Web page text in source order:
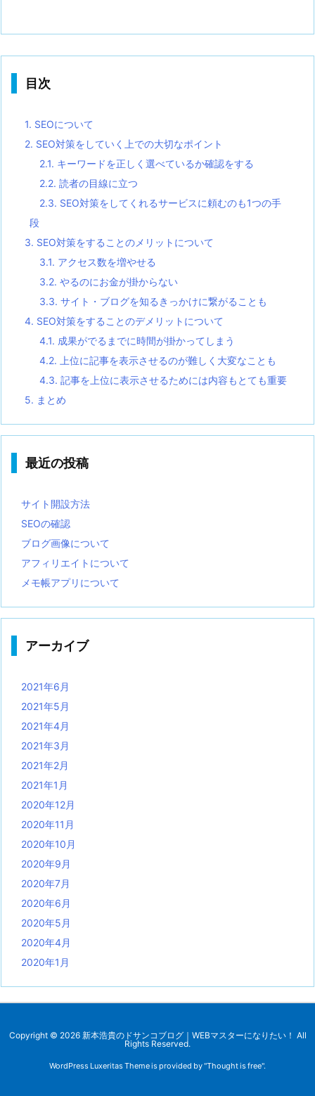
目次
1. SEOについて
2. SEO対策をしていく上での大切なポイント
2.1. キーワードを正しく選べているか確認をする
2.2. 読者の目線に立つ
2.3. SEO対策をしてくれるサービスに頼むのも1つの手
段
3. SEO対策をすることのメリットについて
3.1. アクセス数を増やせる
3.2. やるのにお金が掛からない
3.3. サイト・ブログを知るきっかけに繋がることも
4. SEO対策をすることのデメリットについて
4.1. 成果がでるまでに時間が掛かってしまう
4.2. 上位に記事を表示させるのが難しく大変なことも
4.3. 記事を上位に表示させるためには内容もとても重要
5. まとめ
最近の投稿
サイト開設方法
SEOの確認
ブログ画像について
アフィリエイトについて
メモ帳アプリについて
アーカイブ
2021年6月
2021年5月
2021年4月
2021年3月
2021年2月
2021年1月
2020年12月
2020年11月
2020年10月
2020年9月
2020年7月
2020年6月
2020年5月
2020年4月
2020年1月
Copyright © 2026 新本浩貴のドサンコブログ｜WEBマスターになりたい！ All
Rights Reserved.
WordPress Luxeritas Theme is provided by "Thought is free".